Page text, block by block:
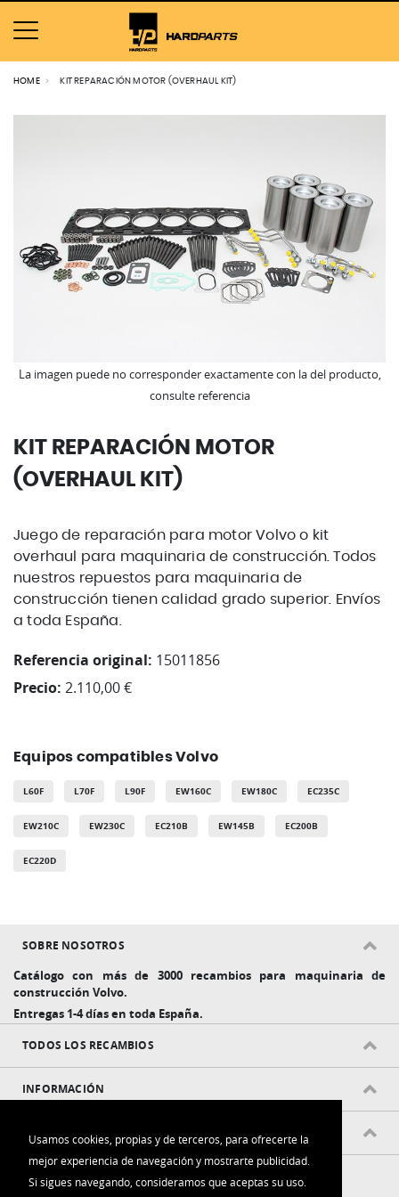
Usamos cookies, propias y de terceros, para ofrecerte la
mejor experiencia de navegación y mostrarte publicidad.
Si sigues navegando, consideramos que aceptas su uso.
HOME KIT REPARACIÓN MOTOR (OVERHAUL KIT)
KIT REPARACIÓN MOTOR
(OVERHAUL KIT)
Juego de reparación para motor Volvo o kit
overhaul para maquinaria de construcción. Todos
nuestros repuestos para maquinaria de
construcción tienen calidad grado superior. Envíos
a toda España.
Referencia original: 15011856
Precio: 2.110,00 €
Equipos compatibles Volvo
L60F L70F L90F EW160C EW180C EC235C
EW210C EW230C EC210B EW145B EC200B
EC220D
La imagen puede no corresponder exactamente con la del producto,
consulte referencia
SOBRE NOSOTROS
Catálogo con más de 3000 recambios para maquinaria de
construcción Volvo.
Entregas 1-4 días en toda España.
TODOS LOS RECAMBIOS
INFORMACIÓN
POLÍTICAS Y CONDICIONES